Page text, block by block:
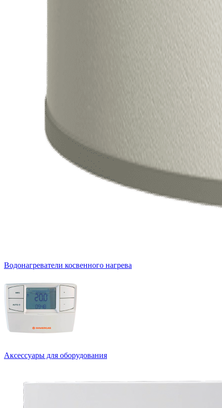
Водонагреватели косвенного нагрева
Аксессуары для оборудования